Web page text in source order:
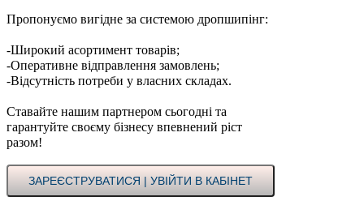
Пропонуємо вигідне за системою дропшипінг:
-Широкий асортимент товарів;
-Оперативне відправлення замовлень;
-Відсутність потреби у власних складах.
Ставайте нашим партнером сьогодні та
гарантуйте своєму бізнесу впевнений ріст
разом!
ЗАРЕЄСТРУВАТИСЯ | УВІЙТИ В КАБІНЕТ